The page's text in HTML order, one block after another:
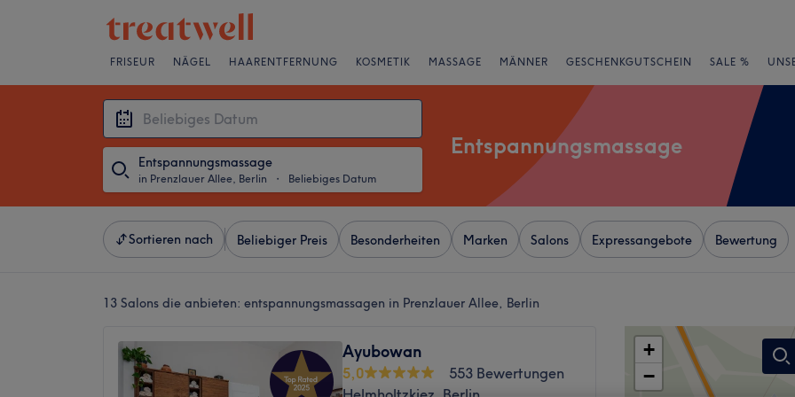
FRISEUR NÄGEL HAARENTFERNUNG KOSMETIK MASSAGE MÄNNER GESCHENKGUTSCHEIN SALE %
Entspannungsmassage
in Prenzlauer Allee, Berlin ・ Beliebiges Datum
Entspannungsmassage
Sortieren nach Beliebiger Preis Besonderheiten Marken Salons Expressangebote Bewertung
13 Salons die anbieten: entspannungsmassagen in Prenzlauer Allee, Berlin
Ayubowan
5,0
553 Bewertungen
+
−